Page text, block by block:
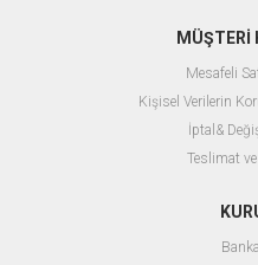
MÜŞTERİ
Mesafeli
Kişisel Verilerin
İptal&
Teslimat